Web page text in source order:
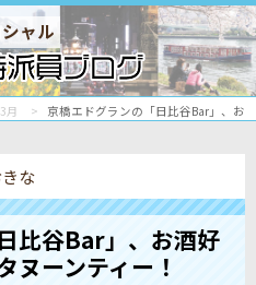
ャル
月 京橋エドグランの「日比谷Bar」、お
な
比谷Bar」、お酒好
ヌーンティー！